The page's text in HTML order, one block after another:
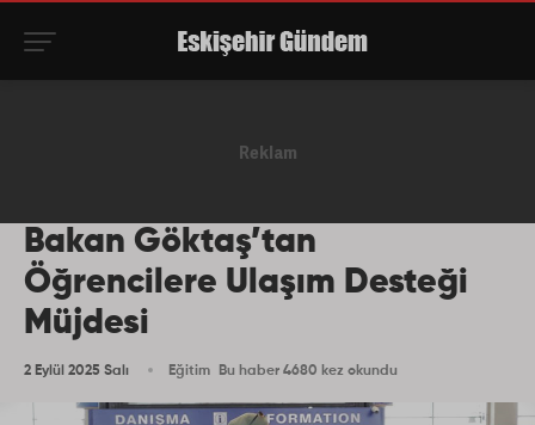
Bakan Göktaş’tan
Öğrencilere Ulaşım Desteği
Müjdesi
2 Eylül 2025 Salı Eğitim Bu haber 4680 kez okundu